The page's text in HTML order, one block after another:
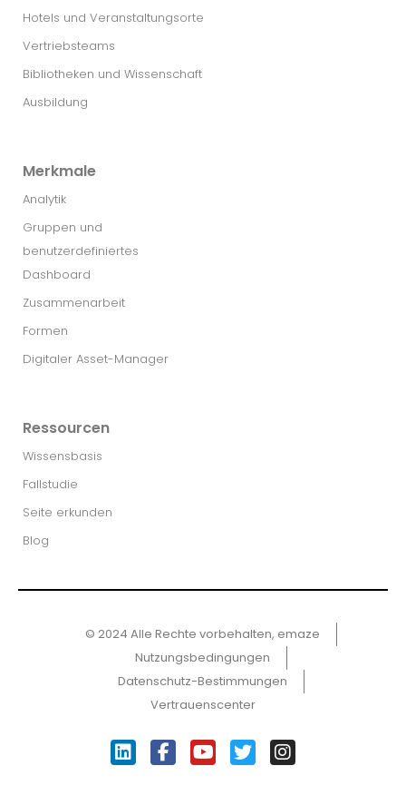
Hotels und Veranstaltungsorte
Vertriebsteams
Bibliotheken und Wissenschaft
Ausbildung
Merkmale
Analytik
Gruppen und
benutzerdefiniertes
Dashboard
Zusammenarbeit
Formen
Digitaler Asset-Manager
Ressourcen
Wissensbasis
Fallstudie
Seite erkunden
Blog
© 2024 Alle Rechte vorbehalten, emaze
Nutzungsbedingungen
Datenschutz-Bestimmungen
Vertrauenscenter